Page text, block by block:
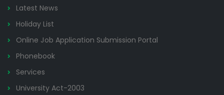
Latest News
Holiday List
Online Job Application Submission Portal
Phonebook
Services
University Act-2003